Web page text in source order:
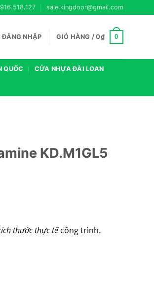
sale.kingdoor@gmail.com
ĐĂNG NHẬP GIỎ HÀNG /0₫ 0
QUỐC CỬA NHỰA ĐÀI LOAN
KD.M1GL5
thước thực tếcông trình.